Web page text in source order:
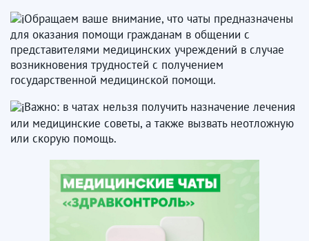
Обращаем ваше внимание, что чаты предназначены
для оказания помощи гражданам в общении с
представителями медицинских учреждений в случае
возникновения трудностей с получением
государственной медицинской помощи.
Важно: в чатах нельзя получить назначение лечения
или медицинские советы, а также вызвать неотложную
или скорую помощь.